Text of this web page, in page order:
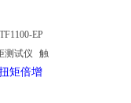
EP
测试仪
触
矩倍增